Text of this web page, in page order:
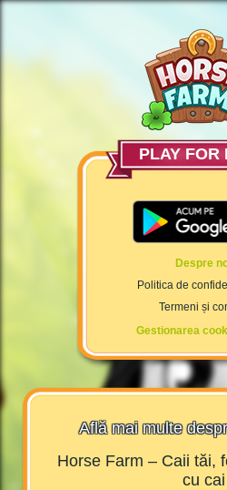
PLAY FOR
Despre
Politica de
Termeni și
Gestionarea
Află mai multe
Horse Farm – Caii tăi,
cu cai